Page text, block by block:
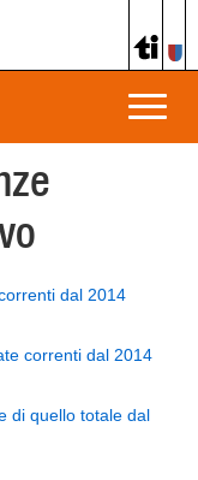
Toggle
dal 2014
correnti dal 2014
di quello totale dal